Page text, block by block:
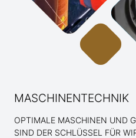
MASCHINENTECHNIK
OPTIMALE MASCHINEN UND
SIND DER SCHLÜSSEL FÜR